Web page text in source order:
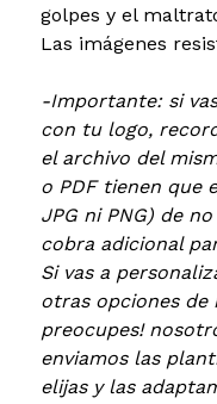
golpes y el
Las imágenes
-Importante: si
con tu logo,
el archivo del
o PDF tienen que
JPG ni PNG) de
cobra adicional
Si vas a
otras opciones de
preocupes!
enviamos las
elijas y las